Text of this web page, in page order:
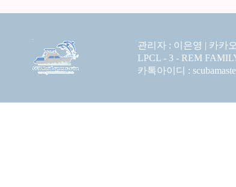
관리자 : 이은영 | 카카
LPCL - 3 - REM
카톡아이디 :